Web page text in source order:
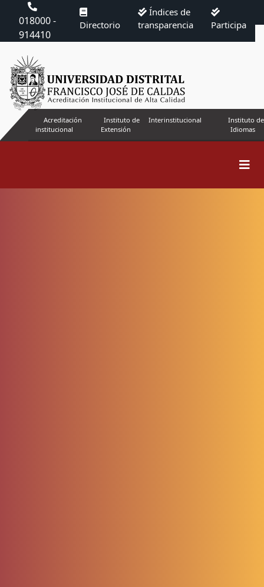
018000 -
914410
Directorio
Índices de
transparencia
Participa
Acreditación
institucional
Instituto de
Extensión
Interinstitucional
Instituto de
Idiomas